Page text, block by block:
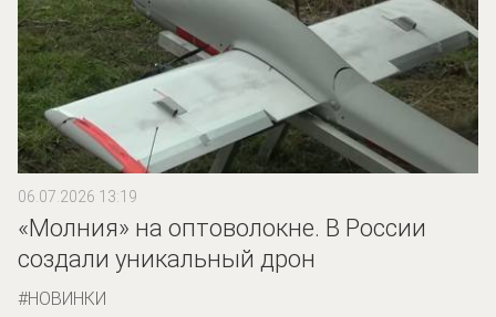
06.07.2026 13:19
«Молния» на оптоволокне. В России
создали уникальный дрон
НОВИНКИ